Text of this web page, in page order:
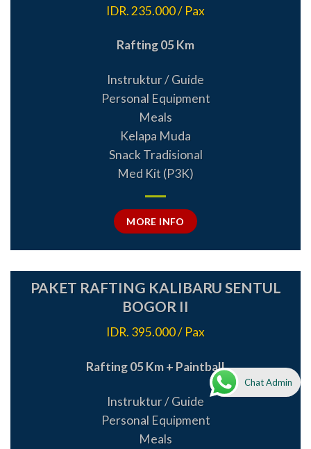
IDR. 235.000 / Pax
Rafting 05 Km
Instruktur / Guide
Personal Equipment
Meals
Kelapa Muda
Snack Tradisional
Med Kit (P3K)
MORE INFO
PAKET RAFTING KALIBARU SENTUL
BOGOR II
IDR. 395.000 / Pax
Rafting 05 Km + Paintball
Instruktur / Guide
Personal Equipment
Meals
Chat Admin